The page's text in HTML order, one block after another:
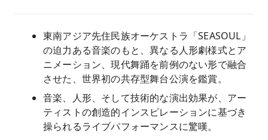
東南アジア先住民族オーケストラ「SEASOUL」
の迫力ある音楽のもと、異なる人形劇様式とア
ニメーション、現代舞踊を前例のない形で融合
させた、世界初の共存型舞台公演を鑑賞。
音楽、人形、そして技術的な演出効果が、アー
ティストの創造的インスピレーションに基づき
操られるライブパフォーマンスに驚嘆。